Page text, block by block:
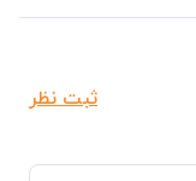
ثبت نظر